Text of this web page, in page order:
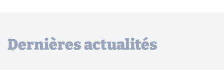
Dernières actualités